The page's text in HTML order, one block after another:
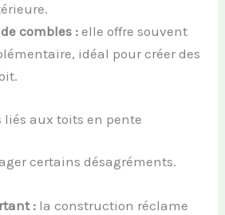
combles :elle offre souvent
idéal pour créer des
liés aux toits en pente
certains désagréments.
: la construction réclame